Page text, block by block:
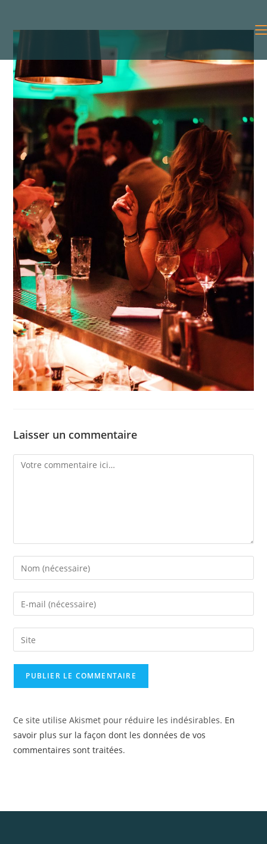
Laisser un commentaire
Ce site utilise Akismet pour réduire les indésirables. En
savoir plus sur la façon dont les données de vos
commentaires sont traitées.